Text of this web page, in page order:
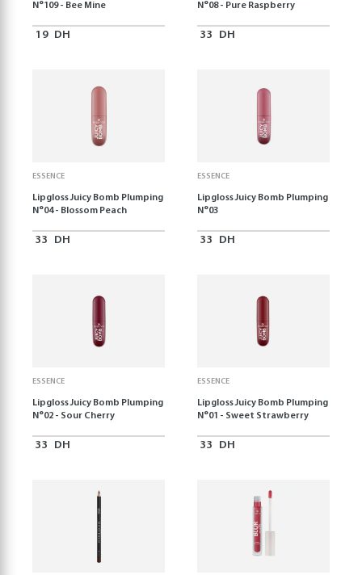
N°109 - Bee Mine
19 DH
N°08 - Pure Raspberry
33 DH
ESSENCE
Lipgloss Juicy Bomb Plumping
N°04 - Blossom Peach
33 DH
ESSENCE
Lipgloss Juicy Bomb Plumping
N°03
33 DH
ESSENCE
Lipgloss Juicy Bomb Plumping
N°02 - Sour Cherry
33 DH
ESSENCE
Lipgloss Juicy Bomb Plumping
N°01 - Sweet Strawberry
33 DH